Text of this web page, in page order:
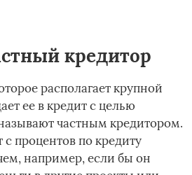
кредитор
располагает крупной
ее в кредит с целью
частным кредитором.
процентов по кредиту
например, если бы он